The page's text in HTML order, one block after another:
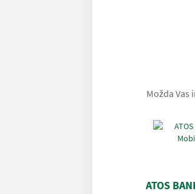
Možda Vas
ATOS